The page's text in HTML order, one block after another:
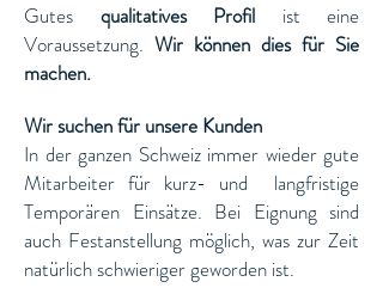
Gutes qualitatives Profil ist eine
Voraussetzung. Wir können dies für Sie
machen.
Wir suchen für unsere Kunden
In der ganzen Schweiz immer wieder gute
Mitarbeiter für kurz- und langfristige
Temporären Einsätze. Bei Eignung sind
auch Festanstellung möglich, was zur Zeit
natürlich schwieriger geworden ist.